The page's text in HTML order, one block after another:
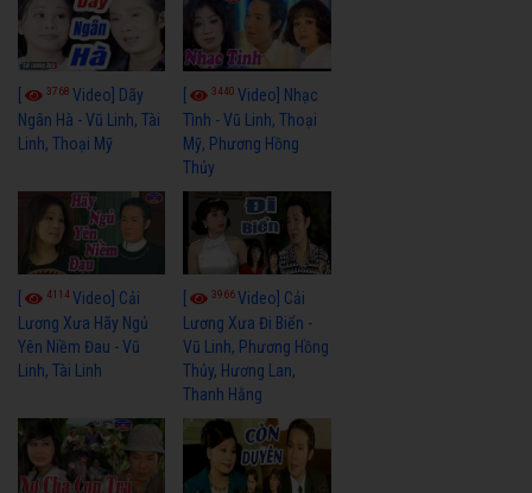
3768 Video] Dãy
Ngân Hà - Vũ Linh, Tài
Linh, Thoại Mỹ
3440Video] Nhạc
Tình - Vũ Linh, Thoại
Mỹ, Phương Hồng
Thủy
4114Video] Cải
Lương Xưa Hãy Ngủ
Yên Niềm Đau - Vũ
Linh, Tài Linh
3966Video] Cải
Lương Xưa Đi Biển -
Vũ Linh, Phương Hồng
Thủy, Hương Lan,
Thanh Hằng